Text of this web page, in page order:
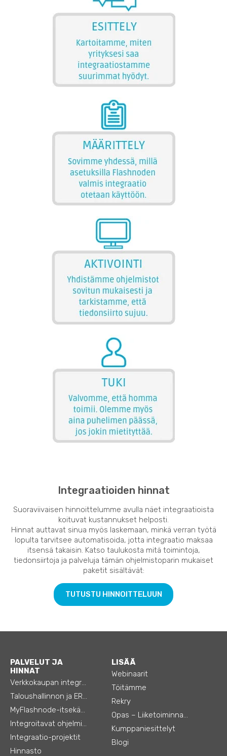
Integraatioiden hinnat
Suoraviivaisen hinnoittelumme avulla näet integraatioista
koituvat kustannukset helposti.
Hinnat auttavat sinua myös laskemaan, minkä verran työtä
lopulta tarvitsee automatisoida, jotta integraatio maksaa
itsensä takaisin. Katso taulukosta mitä toimintoja,
tiedonsiirtoja ja palveluja tämän ohjelmistoparin mukaiset
paketit sisältävät:
TUTUSTU HINNOITTELUUN
PALVELUT JA
HINNAT
Verkkokaupan integraatiot
Taloushallinnon ja ERP:n integraatiot
MyFlashnode-itsekäyttö-automaatio
Integroitavat ohjelmistot
Integraatio-projektit
Hinnasto
LISÄÄ
Webinaarit
Töitämme
Rekry
Opas – Liiketoiminnan tehostamiseen
Kumppaniesittelyt
Blogi